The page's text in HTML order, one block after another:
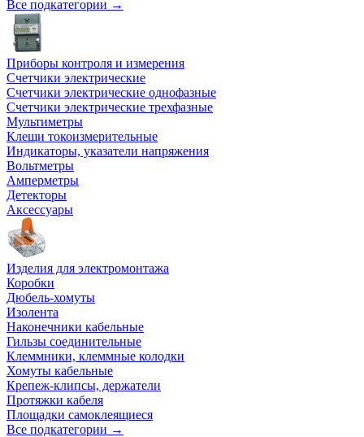
Все подкатегории →
Приборы контроля и измерения
Счетчики электрические
Счетчики электрические однофазные
Счетчики электрические трехфазные
Мультиметры
Клещи токоизмерительные
Индикаторы, указатели напряжения
Вольтметры
Амперметры
Детекторы
Аксессуары
Изделия для электромонтажа
Коробки
Дюбель-хомуты
Изолента
Наконечники кабельные
Гильзы соединительные
Клеммники, клеммные колодки
Хомуты кабельные
Крепеж-клипсы, держатели
Протяжки кабеля
Площадки самоклеящиеся
Все подкатегории →